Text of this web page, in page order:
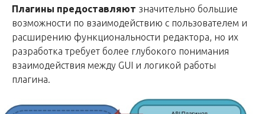
Плагины предоставляют значительно большие
возможности по взаимодействию с пользователем и
расширению функциональности редактора, но их
разработка требует более глубокого понимания
взаимодействия между GUI и логикой работы
плагина.